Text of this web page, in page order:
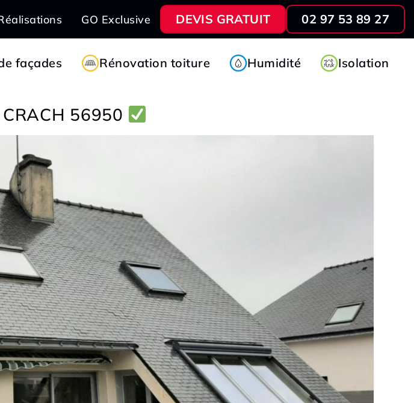
GO Exclusive DEVIS GRATUIT 02 97 53 89 27
façades Rénovation toiture Humidité Isolation
CRACH 56950